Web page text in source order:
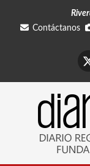
Contáctanos